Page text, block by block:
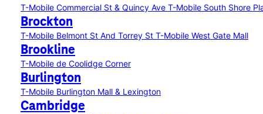
T-Mobile Commercial St & Quincy Ave T-Mobile South Shore
Brockton
T-Mobile Belmont St And Torrey St T-Mobile West Gate Mall
Brookline
T-Mobile de Coolidge Corner
Burlington
T-Mobile Burlington Mall & Lexington
Cambridge